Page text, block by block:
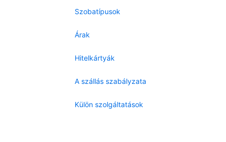
Szobatípusok
Árak
Hitelkártyák
A szállás szabályzata
Külön szolgáltatások